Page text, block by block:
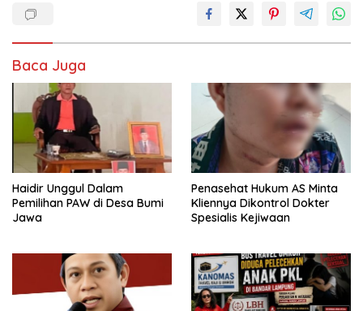
Baca Juga
Haidir Unggul Dalam
Pemilihan PAW di Desa Bumi
Jawa
Penasehat Hukum AS Minta
Kliennya Dikontrol Dokter
Spesialis Kejiwaan